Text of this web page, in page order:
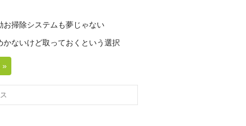
掃除システムも夢じゃない
ないけど取っておくという選択
»